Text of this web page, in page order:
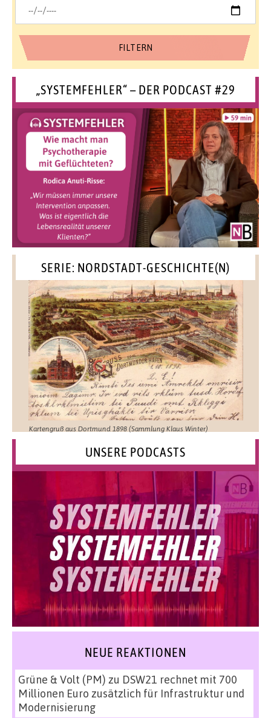
„SYSTEMFEHLER“ – DER PODCAST #29
SERIE: NORDSTADT-GESCHICHTE(N)
Kartengruß aus Dortmund 1898 (Sammlung Klaus Winter)
UNSERE PODCASTS
NEUE REAKTIONEN
Grüne & Volt (PM) zu DSW21 rechnet mit 700
Millionen Euro zusätzlich für Infrastruktur und
Modernisierung